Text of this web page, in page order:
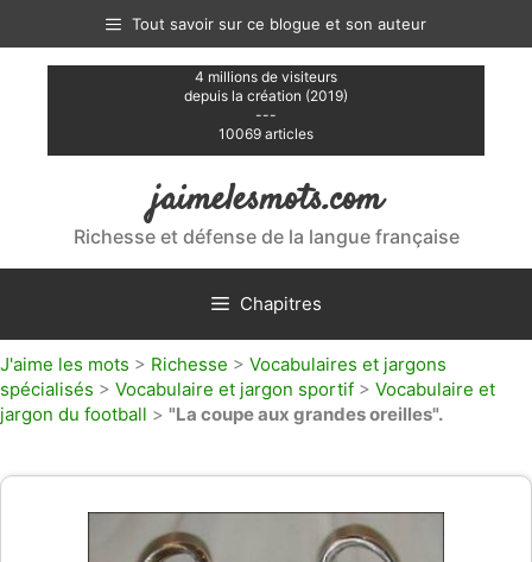
contenu
Tout savoir sur ce blogue et son auteur
4 millions de visiteurs
depuis la création (2019)
---
10069 articles
jaimelesmots.com
Richesse et défense de la langue française
Chapitres
J'aime les mots > Richesse > Vocabulaires et jargons
spécialisés > Vocabulaire et jargon sportif > Vocabulaire et
jargon du football > "La coupe aux grandes oreilles".